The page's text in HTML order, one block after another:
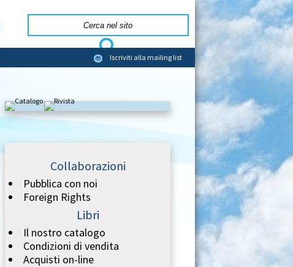
Iscriviti alla mailing list
Collaborazioni
Pubblica con noi
Foreign Rights
Libri
Il nostro catalogo
Condizioni di vendita
Acquisti on-line